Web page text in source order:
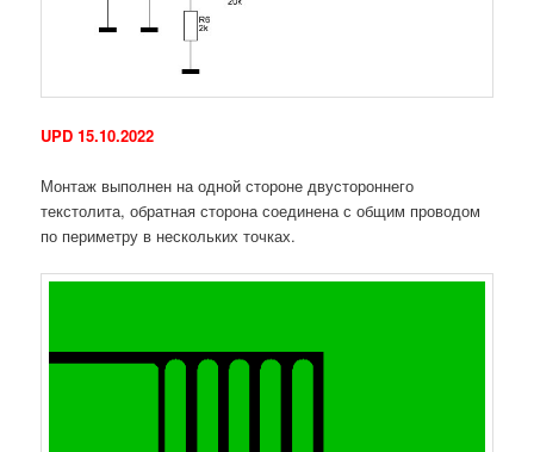
UPD 15.10.2022
Монтаж выполнен на одной стороне двустороннего
текстолита, обратная сторона соединена с общим проводом
по периметру в нескольких точках.